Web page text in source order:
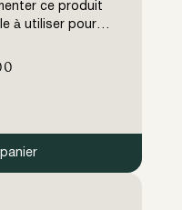
ce produit
à utiliser pour
Mesures utiles :